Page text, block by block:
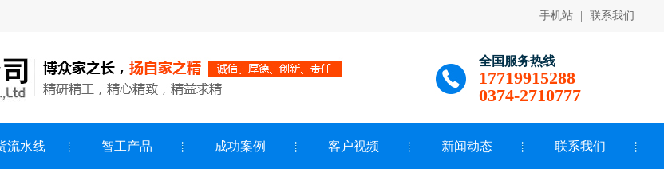
手机站 联系我们
全国服务热线
17719915288
0374-2710777
流水线 智工产品 成功案例 客户视频 新闻动态 联系我们